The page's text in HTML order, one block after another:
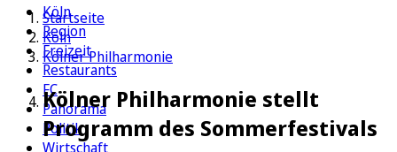
Köln
Region
Freizeit
Restaurants
FC
Panorama
Politik
Wirtschaft
Startseite
Köln
Kölner Philharmonie
Kölner Philharmonie stellt
Programm des Sommerfestivals